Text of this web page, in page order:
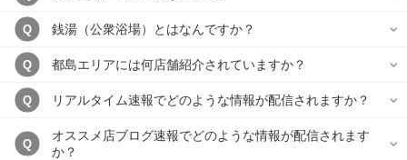
Q 銭湯（公衆浴場）とはなんですか？
Q 都島エリアには何店舗紹介されていますか？
Q リアルタイム速報でどのような情報が配信されますか？
Q
オススメ店ブログ速報でどのような情報が配信されます
か？